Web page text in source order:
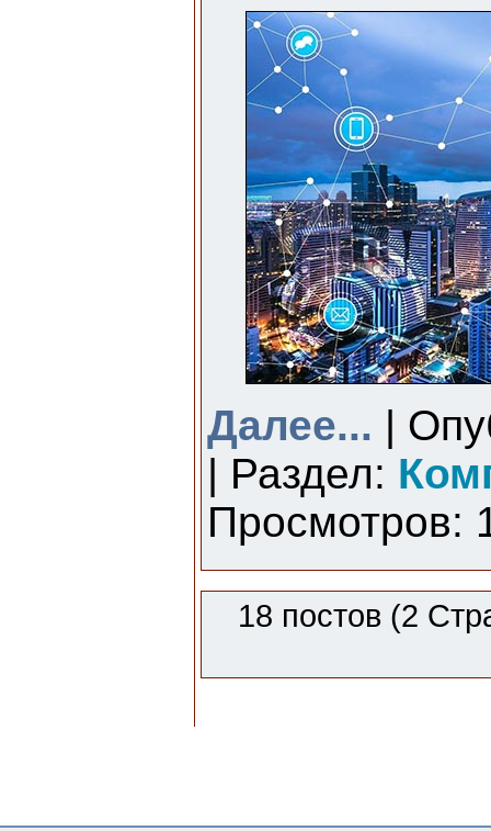
Далее... |
| Раздел:
Просмотров:
18 постов (2